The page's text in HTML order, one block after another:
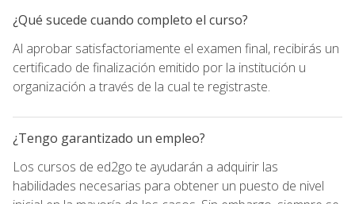
¿Qué sucede cuando completo el curso?
Al aprobar satisfactoriamente el examen final, recibirás un
certificado de finalización emitido por la institución u
organización a través de la cual te registraste.
¿Tengo garantizado un empleo?
Los cursos de ed2go te ayudarán a adquirir las
habilidades necesarias para obtener un puesto de nivel